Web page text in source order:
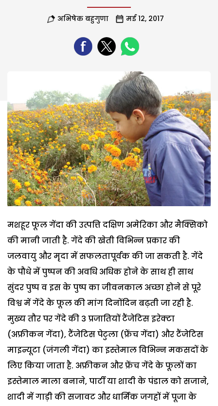
अभिषेक बहुगुणा मई 12, 2017
मशहूर फूल गेंदा की उत्पत्ति दक्षिण अमेरिका और मैक्सिको
की मानी जाती है. गेंदे की खेती विभिन्न प्रकार की
जलवायु और मृदा में सफलतापूर्वक की जा सकती है. गेंदे
के पौधे में पुष्पन की अवधि अधिक होने के साथ ही साथ
सुंदर पुष्प व इस के पुष्प का जीवनकाल अच्छा होने से पूरे
विश्व में गेंदे के फूल की मांग दिनोंदिन बढ़ती जा रही है.
मुख्य तौर पर गेंदे की 3 प्रजातियों टैंजेटिस इरेक्टा
(अफ्रीकन गेंदा), टैंजेटिस पेटुला (फ्रेंच गेंदा) और टैंजेटिस
माइन्यूटा (जंगली गेंदा) का इस्तेमाल विभिन्न मकसदों के
लिए किया जाता है. अफ्रीकन और फ्रेंच गेंदे के फूलों का
इस्तेमाल माला बनाने, पार्टी या शादी के पंडाल को सजाने,
शादी में गाड़ी की सजावट और धार्मिक जगहों में पूजा के